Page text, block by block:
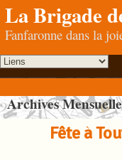
La Brigade
Fanfaronne dans la
Archives
Fête à